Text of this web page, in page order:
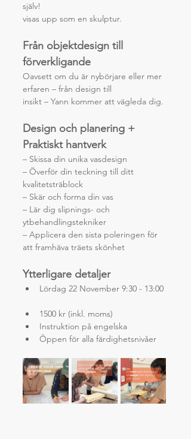
själv!
visas upp som en skulptur.
Från objektdesign till
förverkligande
Oavsett om du är nybörjare eller mer
erfaren – från design till
insikt – Yann kommer att vägleda dig.
Design och planering +
Praktiskt hantverk
– Skissa din unika vasdesign
– Överför din teckning till ditt
kvalitetsträblock
– Skär och forma din vas
– Lär dig slipnings- och
ytbehandlingstekniker
– Applicera den sista poleringen för
att framhäva träets skönhet
Ytterligare detaljer
Lördag 22 November 9:30 - 13:00
1500 kr (inkl. moms)
Instruktion på engelska
Öppen för alla färdighetsnivåer